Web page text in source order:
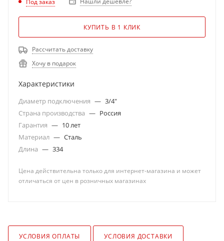
КУПИТЬ В 1 КЛИК
Рассчитать доставку
Хочу в подарок
Характеристики
Диаметр подключения — 3/4"
Страна производства — Россия
Гарантия — 10 лет
Материал — Сталь
Длина — 334
Цена действительна только для интернет-магазина и может
отличаться от цен в розничных магазинах
УСЛОВИЯ ОПЛАТЫ УСЛОВИЯ ДОСТАВКИ